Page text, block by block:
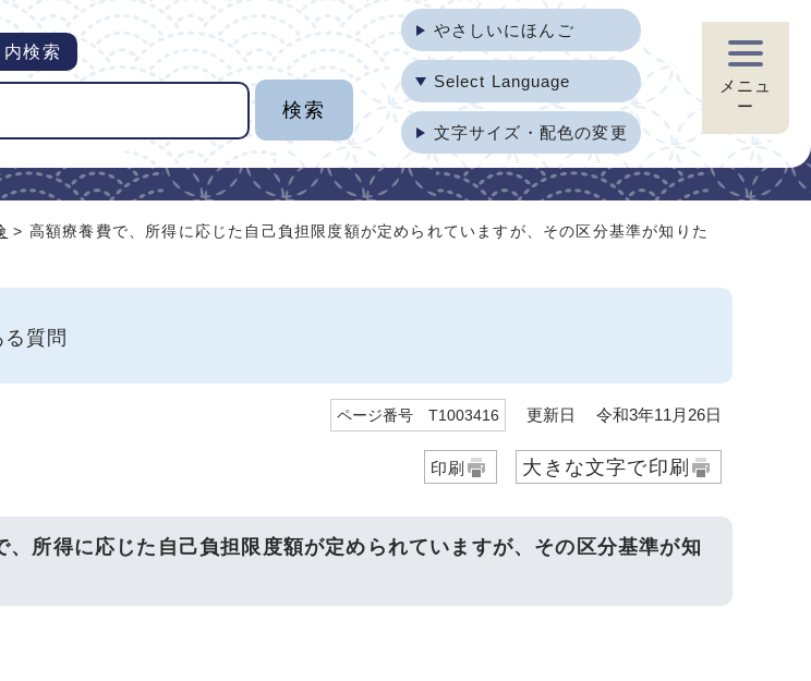
検索
やさしいにほんご
Select Language
文字サイズ・配色の変更
メニュ
ー
> 高額療養費で、所得に応じた自己負担限度額が定められていますが、その区分基準が知りた
質問
ページ番号 T1003416 更新日 令和3年11月26日
印刷 大きな文字で印刷
、所得に応じた自己負担限度額が定められていますが、その区分基準が知